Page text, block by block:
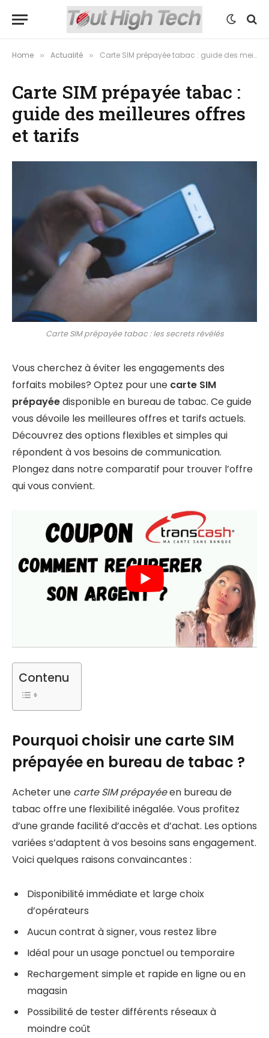
Home » Actualité » Carte SIM prépayée tabac : guide des meilleures offres et tarifs
Carte SIM prépayée tabac :
guide des meilleures offres
et tarifs
Carte SIM prépayée tabac : les secrets révélés
Vous cherchez à éviter les engagements des
forfaits mobiles? Optez pour une carte SIM
prépayéedisponible en bureau de tabac. Ce guide
vous dévoile les meilleures offres et tarifs actuels.
Découvrez des options flexibles et simples qui
répondent à vos besoins de communication.
Plongez dans notre comparatif pour trouver l’offre
qui vous convient.
Contenu
Pourquoi choisir une carte SIM
prépayée en bureau de tabac ?
Acheter une carte SIM prépayéeen bureau de
tabac offre une flexibilité inégalée. Vous profitez
d’une grande facilité d’accès et d’achat. Les options
variées s’adaptent à vos besoins sans engagement.
Voici quelques raisons convaincantes :
Disponibilité immédiate et large choix
d’opérateurs
Aucun contrat à signer, vous restez libre
Idéal pour un usage ponctuel ou temporaire
Rechargement simple et rapide en ligne ou en
magasin
Possibilité de tester différents réseaux à
moindre coût